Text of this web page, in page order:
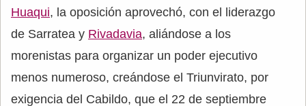
Huaqui, la oposición aprovechó, con el liderazgo
de Sarratea y Rivadavia, aliándose a los
morenistas para organizar un poder ejecutivo
menos numeroso, creándose el Triunvirato, por
exigencia del Cabildo, que el 22 de septiembre